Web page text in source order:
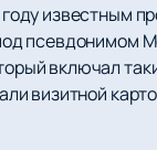
псевдонимом
включал
визитной